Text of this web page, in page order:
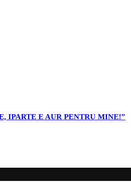
IPARTE E AUR PENTRU MINE!”